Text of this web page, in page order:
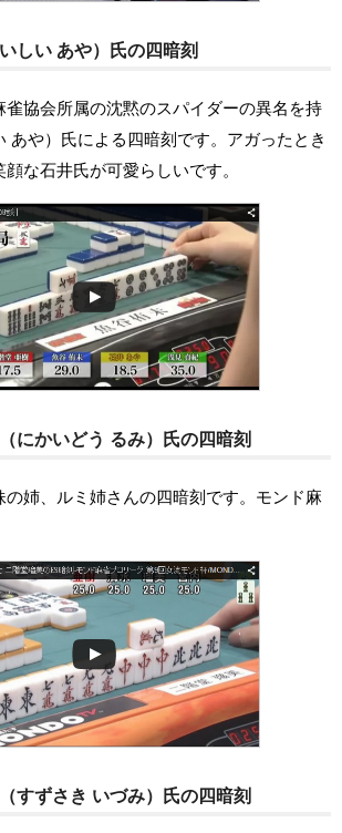
しい あや）氏の四暗刻
雀協会所属の沈黙のスパイダーの異名を持
あや）氏による四暗刻です。アガったとき
な石井氏が可愛らしいです。
にかいどう るみ）氏の四暗刻
の姉、ルミ姉さんの四暗刻です。モンド麻
すずさき いづみ）氏の四暗刻